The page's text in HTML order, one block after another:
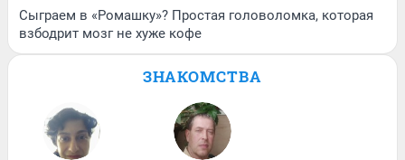
Сыграем в «Ромашку»? Простая головоломка, которая
взбодрит мозг не хуже кофе
ЗНАКОМСТВА